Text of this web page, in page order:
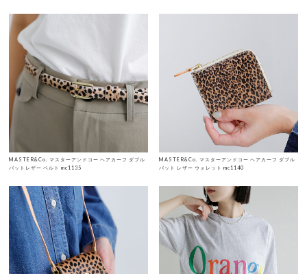
MASTER&Co. マスターアンドコー ヘアカーフ ダブル
バットレザー ベルト mc1135
MASTER&Co. マスターアンドコー ヘアカーフ ダブル
バット レザー ウォレット mc1140